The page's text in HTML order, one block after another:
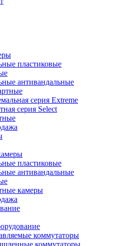
пластиковые
антивандальные
серия Extreme
серия Select
пластиковые
антивандальные
камеры
коммутаторы
коммутаторы